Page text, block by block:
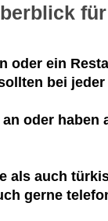
oder ein
bei
oder haben
als auch
gerne